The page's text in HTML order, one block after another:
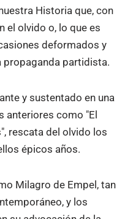
Historia que, con
el olvido o, lo que es
deformados y
propaganda partidista.
y sustentado en una
anteriores como "El
rescata del olvido los
épicos años.
Milagro de Empel, tan
y los